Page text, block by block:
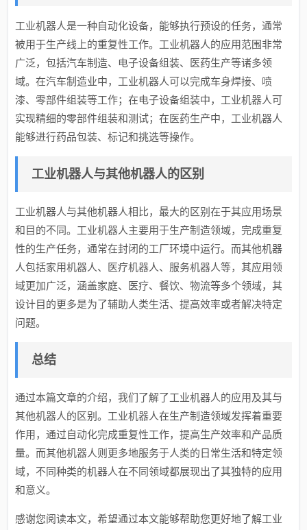
工业机器人是一种自动化设备，能够执行预设的任务，通常
被用于生产线上的重复性工作。工业机器人的应用范围非常
广泛，包括汽车制造、电子设备组装、医药生产等诸多领
域。在汽车制造业中，工业机器人可以完成车身焊接、喷
漆、零部件组装等工作；在电子设备组装中，工业机器人可
实现精细的零部件组装和测试；在医药生产中，工业机器人
能够进行药品包装、标记和挑选等操作。
工业机器人与其他机器人的区别
工业机器人与其他机器人相比，最大的区别在于其应用场景
和目的不同。工业机器人主要用于生产制造领域，完成重复
性的生产任务，通常在封闭的工厂环境中运行。而其他机器
人包括家用机器人、医疗机器人、服务机器人等，其应用领
域更加广泛，涵盖家庭、医疗、餐饮、物流等多个领域，其
设计目的更多是为了辅助人类生活、提高效率或者解决特定
问题。
总结
通过本篇文章的介绍，我们了解了工业机器人的应用及其与
其他机器人的区别。工业机器人在生产制造领域发挥着重要
作用，通过自动化完成重复性工作，提高生产效率和产品质
量。而其他机器人则更多地服务于人类的日常生活和特定领
域，不同种类的机器人在不同领域都展现出了其独特的应用
和意义。
感谢您阅读本文，希望通过本文能够帮助您更好地了解工业